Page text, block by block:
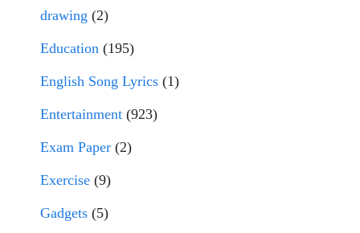
drawing (2)
Education (195)
English Song Lyrics (1)
Entertainment (923)
Exam Paper (2)
Exercise (9)
Gadgets (5)